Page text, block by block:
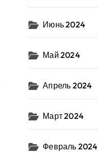
Июнь 2024
Май 2024
Апрель 2024
Март 2024
Февраль 2024